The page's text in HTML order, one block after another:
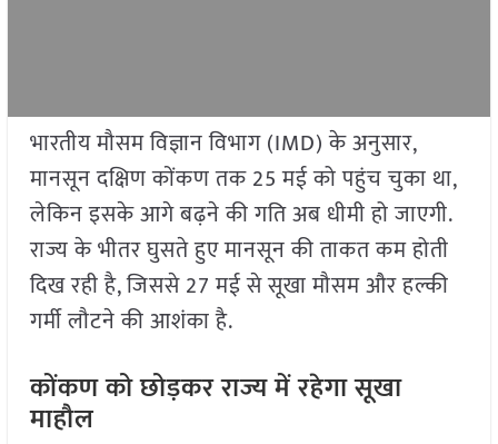
भारतीय मौसम विज्ञान विभाग (IMD) के अनुसार,
मानसून दक्षिण कोंकण तक 25 मई को पहुंच चुका था,
लेकिन इसके आगे बढ़ने की गति अब धीमी हो जाएगी.
राज्य के भीतर घुसते हुए मानसून की ताकत कम होती
दिख रही है, जिससे 27 मई से सूखा मौसम और हल्की
गर्मी लौटने की आशंका है.
कोंकण को छोड़कर राज्य में रहेगा सूखा
माहौल